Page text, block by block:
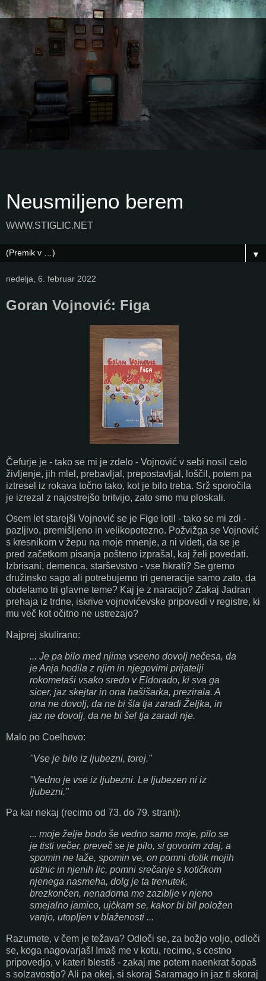
Neusmiljeno berem
WWW.STIGLIC.NET
▼
nedelja, 6. februar 2022
Goran Vojnović: Figa
Čefurje je - tako se mi je zdelo - Vojnović v sebi nosil celo
življenje, jih mlel, prebavljal, prepostavljal, loščil, potem pa
iztresel iz rokava točno tako, kot je bilo treba. Srž sporočila
je izrezal z najostrejšo britvijo, zato smo mu ploskali.
Osem let starejši Vojnović se je Fige lotil - tako se mi zdi -
pazljivo, premišljeno in velikopotezno. Požvižga se Vojnović
s kresnikom v žepu na moje mnenje, a ni videti, da se je
pred začetkom pisanja pošteno izprašal, kaj želi povedati.
Izbrisani, demenca, starševstvo - vse hkrati? Se gremo
družinsko sago ali potrebujemo tri generacije samo zato, da
obdelamo tri glavne teme? Kaj je z naracijo? Zakaj Jadran
prehaja iz trdne, iskrive vojnovićevske pripovedi v registre, ki
mu več kot očitno ne ustrezajo?
Najprej skulirano:
... Je pa bilo med njima vseeno dovolj nečesa, da
je Anja hodila z njim in njegovimi prijatelji
rokometaši vsako sredo v Eldorado, ki sva ga
sicer, jaz skejtar in ona hašišarka, prezirala. A
ona ne dovolj, da ne bi šla tja zaradi Željka, in
jaz ne dovolj, da ne bi šel tja zaradi nje.
Malo po Coelhovo:
"Vse je bilo iz ljubezni, torej."
"Vedno je vse iz ljubezni. Le ljubezen ni iz
ljubezni."
Pa kar nekaj (recimo od 73. do 79. strani):
... moje želje bodo še vedno samo moje, pilo se
je tisti večer, preveč se je pilo, si govorim zdaj, a
spomin ne laže, spomin ve, on pomni dotik mojih
ustnic in njenih lic, pomni srečanje s kotičkom
njenega nasmeha, dolg je ta trenutek,
brezkončen, nenadoma me zaziblje v njeno
smejalno jamico, ujčkam se, kakor bi bil položen
vanjo, utopljen v blaženosti ...
Razumete, v čem je težava? Odloči se, za božjo voljo, odloči
se, koga nagovarjaš! Imaš me v kotu, recimo, s cestno
pripovedjo, v kateri blestiš - zakaj me potem naenkrat šopaš
s solzavostjo? Ali pa okej, si skoraj Saramago in jaz ti skoraj